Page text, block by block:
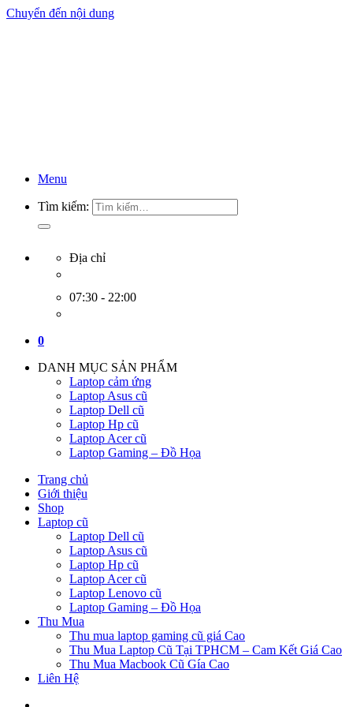
Chuyển đến nội dung
Menu
Tìm kiếm:
Địa chỉ
07:30 - 22:00
0
DANH MỤC SẢN PHẨM
Laptop cảm ứng
Laptop Asus cũ
Laptop Dell cũ
Laptop Hp cũ
Laptop Acer cũ
Laptop Gaming – Đồ Họa
Trang chủ
Giới thiệu
Shop
Laptop cũ
Laptop Dell cũ
Laptop Asus cũ
Laptop Hp cũ
Laptop Acer cũ
Laptop Lenovo cũ
Laptop Gaming – Đồ Họa
Thu Mua
Thu mua laptop gaming cũ giá Cao
Thu Mua Laptop Cũ Tại TPHCM – Cam Kết Giá Cao
Thu Mua Macbook Cũ Gía Cao
Liên Hệ